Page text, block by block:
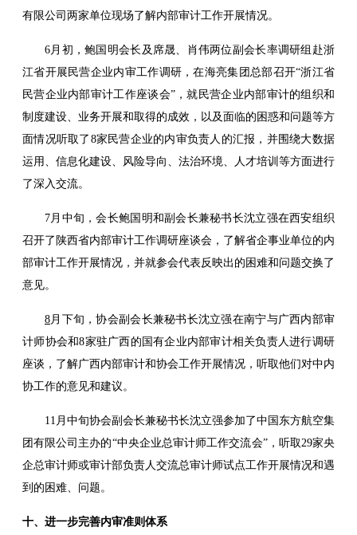
有限公司两家单位现场了解内部审计工作开展情况。
6月初，鲍国明会长及席晟、肖伟两位副会长率调研组赴浙
江省开展民营企业内审工作调研，在海亮集团总部召开“浙江省
民营企业内部审计工作座谈会”，就民营企业内部审计的组织和
制度建设、业务开展和取得的成效，以及面临的困惑和问题等方
面情况听取了8家民营企业的内审负责人的汇报，并围绕大数据
运用、信息化建设、风险导向、法治环境、人才培训等方面进行
了深入交流。
7月中旬，会长鲍国明和副会长兼秘书长沈立强在西安组织
召开了陕西省内部审计工作调研座谈会，了解省企事业单位的内
部审计工作开展情况，并就参会代表反映出的困难和问题交换了
意见。
8 月下旬，协会副会长兼秘书长沈立强在南宁与广西内部审
计师协会和8家驻广西的国有企业内部审计相关负责人进行调研
座谈，了解广西内部审计和协会工作开展情况，听取他们对中内
协工作的意见和建议。
11月中旬协会副会长兼秘书长沈立强参加了中国东方航空集
团有限公司主办的“中央企业总审计师工作交流会”，听取29家央
企总审计师或审计部负责人交流总审计师试点工作开展情况和遇
到的困难、问题。
十、进一步完善内审准则体系